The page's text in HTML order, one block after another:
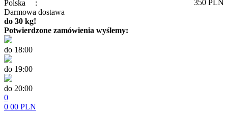
Polska
: 350 PLN
Darmowa dostawa
do 30 kg!
Potwierdzone zamówienia wyślemy:
do 18:00
do 19:00
do 20:00
0
0 00 PLN